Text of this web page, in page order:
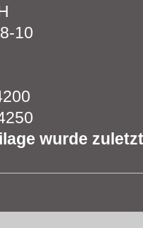
10
wurde